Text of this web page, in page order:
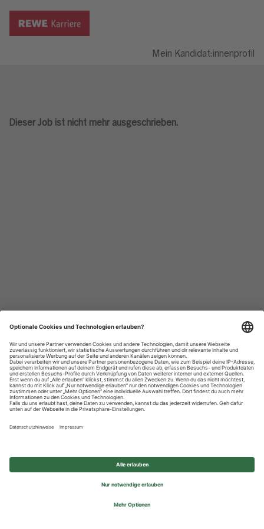
Mein Kandidat:innenprofil
Dieser Job ist nicht mehr ausgeschrieben.
Datenschutzhinweise
Impressum
Privatsphäre-Einstellungen
© 2026 REWE Group - All rights reserved